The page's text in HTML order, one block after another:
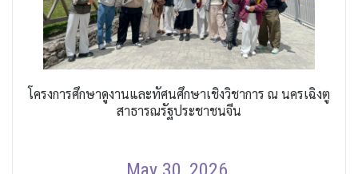
โครงการศึกษาดูงานและทัศนศึกษาเชิงวิชาการ ณ นครเฉิงตู
สาธารณรัฐประชาชนจีน